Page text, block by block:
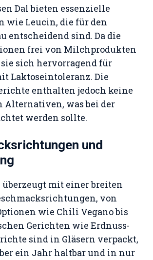
Dal bieten essenzielle
wie Leucin, die für den
entscheidend sind. Da die
frei von Milchprodukten
sich hervorragend für
Laktoseintoleranz. Die
enthalten jedoch keine
Alternativen, was bei der
werden sollte.
und
mit einer breiten
von
wie Chili Vegano bis
Gerichten wie Erdnuss-
sind in Gläsern verpackt,
ein Jahr haltbar und in nur